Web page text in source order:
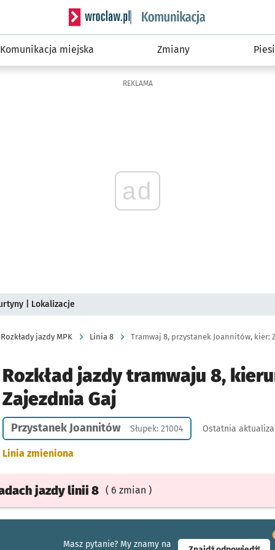
Serwis informacyjny wroclaw.pl podserwis:
Komunikacja miejska Zmiany Piesi
REKLAMA
ad
| Lokalizacje
Rozkłady jazdy MPK Linia 8 Tramwaj 8, przystanek Joannitów, kier:
Rozkład jazdy tramwaju 8,
Zajezdnia Gaj
Przystanek Joannitów Słupek: 21004 Ostatnia
Linia zmieniona
jazdylinii 8 ( 6 zmian )
Masz pytanie? My znamy na